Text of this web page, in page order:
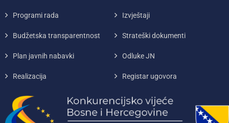
Programi rada Izvještaji
Budžetska transparentnost Strateški dokumenti
Plan javnih nabavki Odluke JN
Realizacija Registar ugovora